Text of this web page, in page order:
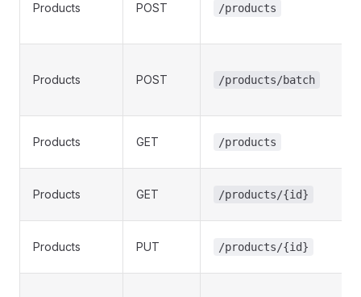
Products POST /products
Products POST /products/batch
Products GET /products
Products GET /products/{id}
Products PUT /products/{id}